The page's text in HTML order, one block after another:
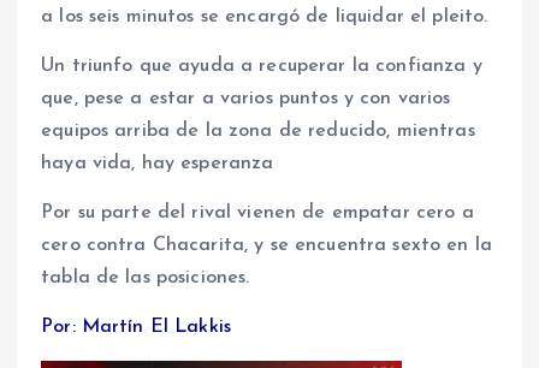
a los seis minutos se encargó de liquidar el pleito.
Un triunfo que ayuda a recuperar la confianza y
que, pese a estar a varios puntos y con varios
equipos arriba de la zona de reducido, mientras
haya vida, hay esperanza
Por su parte del rival vienen de empatar cero a
cero contra Chacarita, y se encuentra sexto en la
tabla de las posiciones.
Por: Martín El Lakkis